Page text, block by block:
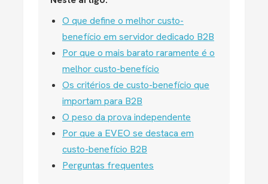
O que define o melhor custo-
benefício em servidor dedicado B2B
Por que o mais barato raramente é o
melhor custo-benefício
Os critérios de custo-benefício que
importam para B2B
O peso da prova independente
Por que a EVEO se destaca em
custo-benefício B2B
Perguntas frequentes